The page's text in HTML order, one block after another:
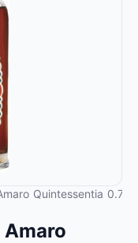
Quintessentia 0.7
Amaro